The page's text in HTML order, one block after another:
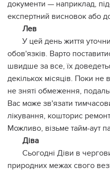
документи — наприклад,
експертний висновок або
Лев
У цей день життя
обов'язків. Варто
швидше за все, їх
декількох місяців. Поки
не зняті обмеження,
Вас може зв'язати
лікування, кошторис
Можливо, візьме тайм-аут
Діва
Сьогодні Діви в
природних межах свого